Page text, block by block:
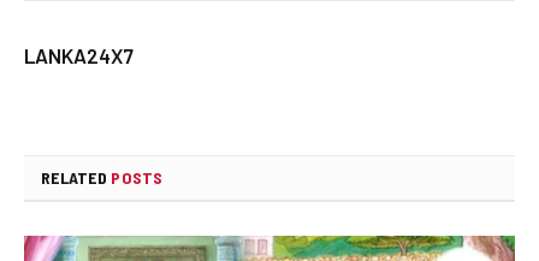
LANKA24X7
RELATED POSTS